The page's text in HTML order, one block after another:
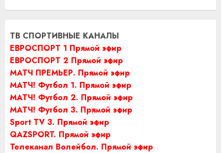
ТВ СПОРТИВНЫЕ КАНАЛЫ
ЕВРОСПОРТ 1 Прямой эфир
ЕВРОСПОРТ 2 Прямой эфир
МАТЧ ПРЕМЬЕР. Прямой эфир
МАТЧ! Футбол 1. Прямой эфир
МАТЧ! Футбол 2. Прямой эфир
МАТЧ! Футбол 3. Прямой эфир
Sport TV 3. Прямой эфир
QAZSPORT. Прямой эфир
Телеканал Волейбол. Прямой эфир